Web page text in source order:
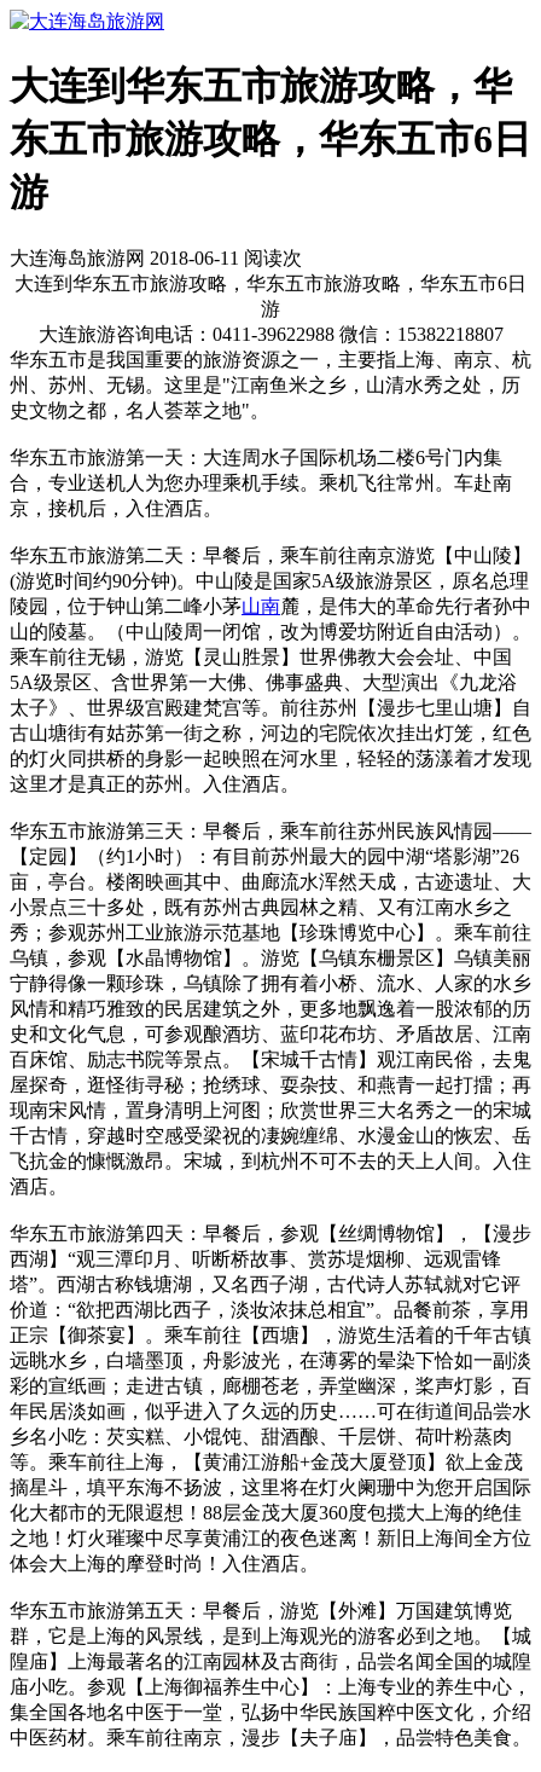
大连到华东五市旅游攻略，华
东五市旅游攻略，华东五市6日
游
大连海岛旅游网 2018-06-11 阅读次
大连到华东五市旅游攻略，华东五市旅游攻略，华东五市6日
游
大连旅游咨询电话：0411-39622988 微信：15382218807
华东五市是我国重要的旅游资源之一，主要指上海、南京、杭
州、苏州、无锡。这里是"江南鱼米之乡，山清水秀之处，历
史文物之都，名人荟萃之地"。
华东五市旅游第一天：大连周水子国际机场二楼6号门内集
合，专业送机人为您办理乘机手续。乘机飞往常州。车赴南
京，接机后，入住酒店。
华东五市旅游第二天：早餐后，乘车前往南京游览【中山陵】
(游览时间约90分钟)。中山陵是国家5A级旅游景区，原名总理
陵园，位于钟山第二峰小茅山南麓，是伟大的革命先行者孙中
山的陵墓。（中山陵周一闭馆，改为博爱坊附近自由活动）。
乘车前往无锡，游览【灵山胜景】世界佛教大会会址、中国
5A级景区、含世界第一大佛、佛事盛典、大型演出《九龙浴
太子》、世界级宫殿建梵宫等。前往苏州【漫步七里山塘】自
古山塘街有姑苏第一街之称，河边的宅院依次挂出灯笼，红色
的灯火同拱桥的身影一起映照在河水里，轻轻的荡漾着才发现
这里才是真正的苏州。入住酒店。
华东五市旅游第三天：早餐后，乘车前往苏州民族风情园——
【定园】（约1小时）：有目前苏州最大的园中湖“塔影湖”26
亩，亭台。楼阁映画其中、曲廊流水浑然天成，古迹遗址、大
小景点三十多处，既有苏州古典园林之精、又有江南水乡之
秀；参观苏州工业旅游示范基地【珍珠博览中心】。乘车前往
乌镇，参观【水晶博物馆】。游览【乌镇东栅景区】乌镇美丽
宁静得像一颗珍珠，乌镇除了拥有着小桥、流水、人家的水乡
风情和精巧雅致的民居建筑之外，更多地飘逸着一股浓郁的历
史和文化气息，可参观酿酒坊、蓝印花布坊、矛盾故居、江南
百床馆、励志书院等景点。【宋城千古情】观江南民俗，去鬼
屋探奇，逛怪街寻秘；抢绣球、耍杂技、和燕青一起打擂；再
现南宋风情，置身清明上河图；欣赏世界三大名秀之一的宋城
千古情，穿越时空感受梁祝的凄婉缠绵、水漫金山的恢宏、岳
飞抗金的慷慨激昂。宋城，到杭州不可不去的天上人间。入住
酒店。
华东五市旅游第四天：早餐后，参观【丝绸博物馆】，【漫步
西湖】“观三潭印月、听断桥故事、赏苏堤烟柳、远观雷锋
塔”。西湖古称钱塘湖，又名西子湖，古代诗人苏轼就对它评
价道：“欲把西湖比西子，淡妆浓抹总相宜”。品餐前茶，享用
正宗【御茶宴】。乘车前往【西塘】，游览生活着的千年古镇
远眺水乡，白墙墨顶，舟影波光，在薄雾的晕染下恰如一副淡
彩的宣纸画；走进古镇，廊棚苍老，弄堂幽深，桨声灯影，百
年民居淡如画，似乎进入了久远的历史……可在街道间品尝水
乡名小吃：芡实糕、小馄饨、甜酒酿、千层饼、荷叶粉蒸肉
等。乘车前往上海，【黄浦江游船+金茂大厦登顶】欲上金茂
摘星斗，填平东海不扬波，这里将在灯火阑珊中为您开启国际
化大都市的无限遐想！88层金茂大厦360度包揽大上海的绝佳
之地！灯火璀璨中尽享黄浦江的夜色迷离！新旧上海间全方位
体会大上海的摩登时尚！入住酒店。
华东五市旅游第五天：早餐后，游览【外滩】万国建筑博览
群，它是上海的风景线，是到上海观光的游客必到之地。【城
隍庙】上海最著名的江南园林及古商街，品尝名闻全国的城隍
庙小吃。参观【上海御福养生中心】：上海专业的养生中心，
集全国各地名中医于一堂，弘扬中华民族国粹中医文化，介绍
中医药材。乘车前往南京，漫步【夫子庙】，品尝特色美食。